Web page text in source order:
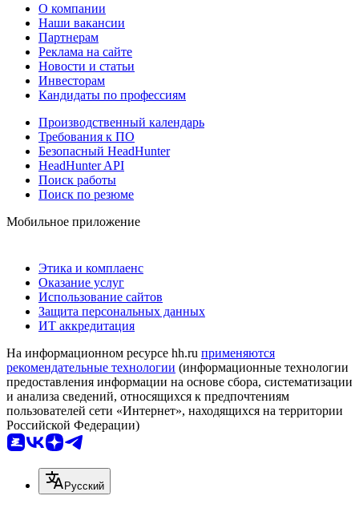
О компании
Наши вакансии
Партнерам
Реклама на сайте
Новости и статьи
Инвесторам
Кандидаты по профессиям
Производственный календарь
Требования к ПО
Безопасный HeadHunter
HeadHunter API
Поиск работы
Поиск по резюме
Мобильное приложение
Этика и комплаенс
Оказание услуг
Использование сайтов
Защита персональных данных
ИТ аккредитация
На информационном ресурсе hh.ru применяются
рекомендательные технологии (информационные технологии
предоставления информации на основе сбора, систематизации
и анализа сведений, относящихся к предпочтениям
пользователей сети «Интернет», находящихся на территории
Российской Федерации)
Русский